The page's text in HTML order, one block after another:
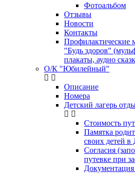
Фотоальбом
Отзывы
Новости
Контакты
Профилактические
"Будь здоров"
плакаты, аудио
О/К "Юбилейный"
Описание
Номера
Детский лагерь
Стоимость
Памятка
своих детей
Согласия
путевке при